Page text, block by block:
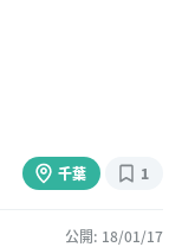
千葉 1
公開: 18/01/17